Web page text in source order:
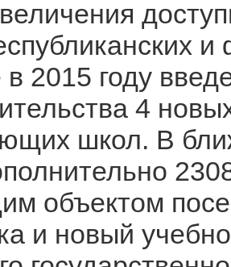
в 2015 году
4
школ. В
объектом
и новый